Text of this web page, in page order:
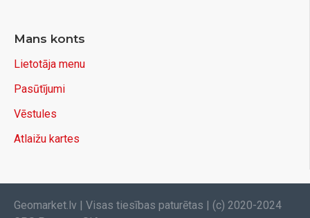
Mans konts
Lietotāja menu
Pasūtījumi
Vēstules
Atlaižu kartes
Geomarket.lv | Visas tiesības paturētas | (c) 2020-2024